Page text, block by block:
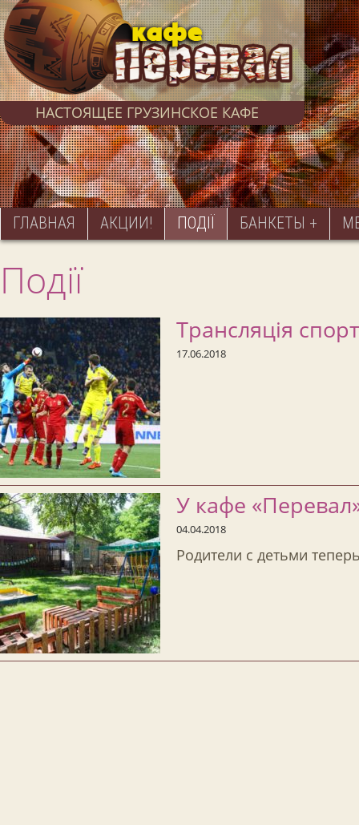
НАСТОЯЩЕЕ ГРУЗИНСКОЕ КАФЕ
ГЛАВНАЯ АКЦИИ! ПОДІЇ БАНКЕТЫ
Події
Трансляція
17.06.2018
У кафе
04.04.2018
Родители с детьми